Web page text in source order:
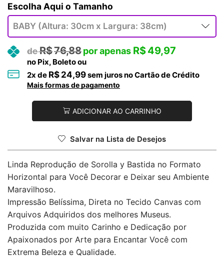
Tamanho
R$76,88 R$49,97
no Pix, Boleto ou
2x de R$ 24,99sem juros no Cartão de Crédito
Mais formas de pagamento
ADICIONAR AO CARRINHO
Salvar na Lista de Desejos
Linda Reprodução de Sorolla y Bastida no Formato
Horizontal para Você Decorar e Deixar seu Ambiente
Maravilhoso.
Impressão Belíssima, Direta no Tecido Canvas com
Arquivos Adquiridos dos melhores Museus.
Produzida com muito Carinho e Dedicação por
Apaixonados por Arte para Encantar Você com
Extrema Beleza e Qualidade.